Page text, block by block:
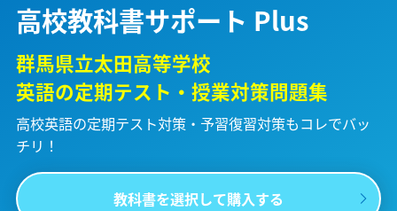
高校教科書サポート Plus
群馬県立太田高等学校
英語の定期テスト・授業対策問題集
高校英語の定期テスト対策・予習復習対策もコレでバッ
チリ！
教科書を選択して購入する